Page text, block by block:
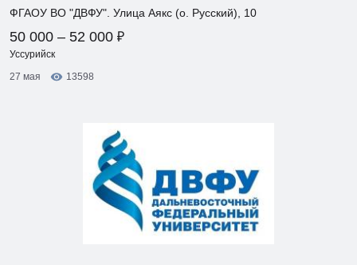
ФГАОУ ВО "ДВФУ". Улица Аякс (о. Русский), 10
50 000 – 52 000 ₽
Уссурийск
27 мая
13598